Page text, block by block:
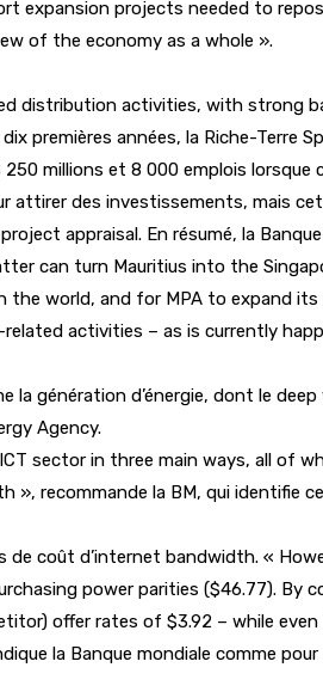
expansion projects needed to
of the economy as a whole ».
distribution activities, with strong
premières années, la Riche-Terre
millions et 8 000 emplois
attirer des investissements, mais
appraisal. En résumé, la
can turn Mauritius into the
the world, and for MPA to expand
activities – as is currently
la génération d’énergie, dont le
Agency.
sector in three main ways, all of
», recommande la BM, qui identifie
de coût d’internet bandwidth. «
power parities ($46.77). By
offer rates of $3.92 – while even
la Banque mondiale comme pour